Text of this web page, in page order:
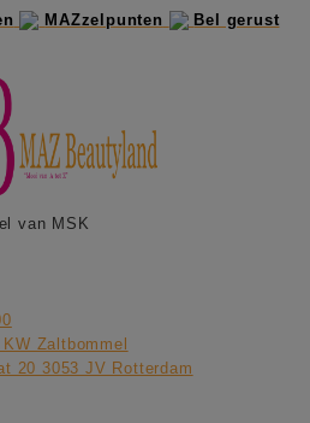
MAZzelpunten
Bel gerust
van MSK
Zaltbommel
20 3053 JV Rotterdam